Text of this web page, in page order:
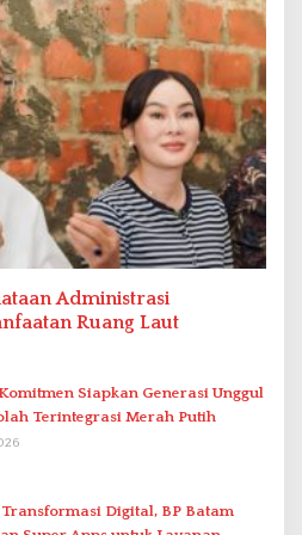
Administrasi
Ruang Laut
Siapkan Generasi Unggul
Terintegrasi Merah Putih
Digital, BP Batam